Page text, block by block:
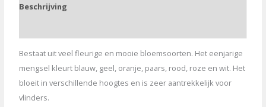
Beschrijving
Bestaat uit veel fleurige en mooie bloemsoorten. Het eenjarige
mengsel kleurt blauw, geel, oranje, paars, rood, roze en wit. Het
bloeit in verschillende hoogtes en is zeer aantrekkelijk voor
vlinders.